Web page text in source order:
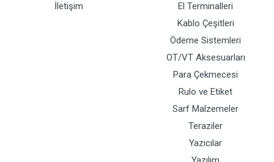
İletişim
El Terminalleri
Kablo Çeşitleri
Ödeme Sistemleri
OT/VT Aksesuarları
Para Çekmecesi
Rulo ve Etiket
Sarf Malzemeler
Teraziler
Yazıcılar